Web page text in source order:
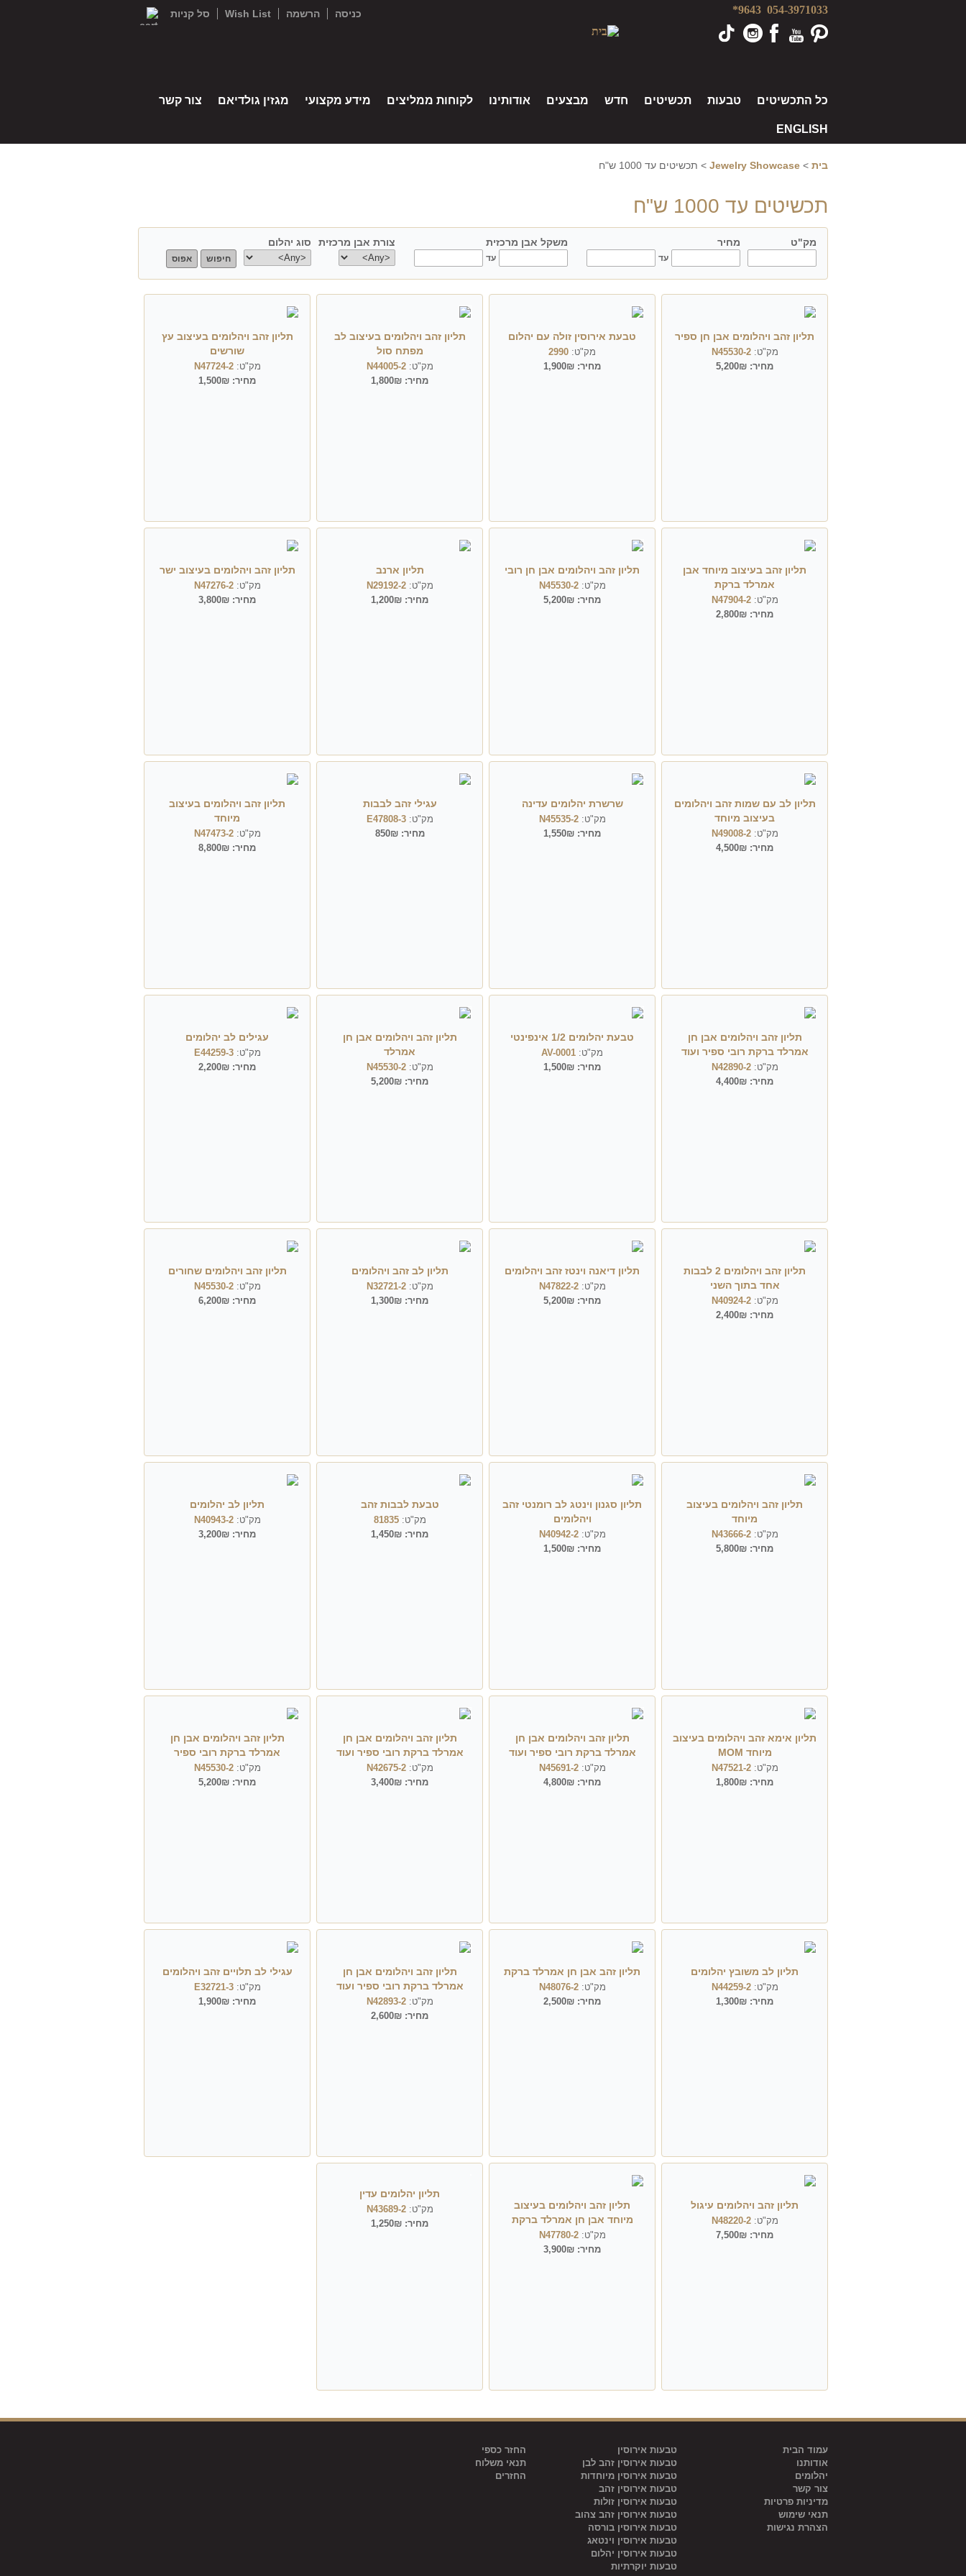
054-3971033
9643* כניסה הרשמה Wish List סל קניות
כל התכשיטים טבעות תכשיטים חדש מבצעים אודותינו לקוחות ממליצים מידע מקצועי מגזין גולדיאם צור קשר
ENGLISH
בית >
Jewelry Showcase
> תכשיטים עד 1000 ש"ח
תכשיטים עד 1000 ש"ח
מק"ט
מחיר
עד
משקל אבן מרכזית
עד
צורת אבן מרכזית
center shape
סוג יהלום
center type
תליון זהב ויהלומים אבן חן ספיר
מק"ט:N45530-2
מחיר: 5,200₪
טבעת אירוסין זולה עם יהלום
מק"ט: 2990
מחיר: 1,900₪
תליון זהב ויהלומים בעיצוב לב
מפתח סול
מק"ט:N44005-2
מחיר: 1,800₪
תליון זהב ויהלומים בעיצוב עץ
שורשים
מק"ט:N47724-2
מחיר: 1,500₪
תליון זהב בעיצוב מיוחד אבן
אמרלד ברקת
מק"ט:N47904-2
מחיר: 2,800₪
תליון זהב ויהלומים אבן חן רובי
מק"ט:N45530-2
מחיר: 5,200₪
תליון ארנב
מק"ט:N29192-2
מחיר: 1,200₪
תליון זהב ויהלומים בעיצוב ישר
מק"ט:N47276-2
מחיר: 3,800₪
תליון לב עם שמות זהב ויהלומים
בעיצוב מיוחד
מק"ט:N49008-2
מחיר: 4,500₪
שרשרת יהלומים עדינה
מק"ט:N45535-2
מחיר: 1,550₪
עגילי זהב לבבות
מק"ט:E47808-3
מחיר:850₪
תליון זהב ויהלומים בעיצוב
מיוחד
מק"ט:N47473-2
מחיר: 8,800₪
תליון זהב ויהלומים אבן חן
אמרלד ברקת רובי ספיר ועוד
מק"ט:N42890-2
מחיר: 4,400₪
טבעת יהלומים 1/2 אינפינטי
מק"ט: AV-0001
מחיר: 1,500₪
תליון זהב ויהלומים אבן חן
אמרלד
מק"ט:N45530-2
מחיר: 5,200₪
עגילים לב יהלומים
מק"ט:E44259-3
מחיר: 2,200₪
תליון זהב ויהלומים 2 לבבות
אחד בתוך השני
מק"ט:N40924-2
מחיר: 2,400₪
תליון דיאנה וינטז זהב ויהלומים
מק"ט:N47822-2
מחיר: 5,200₪
תליון לב זהב ויהלומים
מק"ט:N32721-2
מחיר: 1,300₪
תליון זהב ויהלומים שחורים
מק"ט:N45530-2
מחיר: 6,200₪
תליון זהב ויהלומים בעיצוב
מיוחד
מק"ט:N43666-2
מחיר: 5,800₪
תליון סגנון וינטג לב רומנטי זהב
ויהלומים
מק"ט:N40942-2
מחיר: 1,500₪
טבעת לבבות זהב
מק"ט:81835
מחיר: 1,450₪
תליון לב יהלומים
מק"ט:N40943-2
מחיר: 3,200₪
תליון אימא זהב ויהלומים בעיצוב
מיוחד MOM
מק"ט:N47521-2
מחיר: 1,800₪
תליון זהב ויהלומים אבן חן
אמרלד ברקת רובי ספיר ועוד
מק"ט:N45691-2
מחיר: 4,800₪
תליון זהב ויהלומים אבן חן
אמרלד ברקת רובי ספיר ועוד
מק"ט:N42675-2
מחיר: 3,400₪
תליון זהב ויהלומים אבן חן
אמרלד ברקת רובי ספיר
מק"ט:N45530-2
מחיר: 5,200₪
תליון לב משובץ יהלומים
מק"ט:N44259-2
מחיר: 1,300₪
תליון זהב אבן חן אמרלד ברקת
מק"ט:N48076-2
מחיר: 2,500₪
תליון זהב ויהלומים אבן חן
אמרלד ברקת רובי ספיר ועוד
מק"ט:N42893-2
מחיר: 2,600₪
עגילי לב תלויים זהב ויהלומים
מק"ט:E32721-3
מחיר: 1,900₪
תליון זהב ויהלומים עיגול
מק"ט:N48220-2
מחיר: 7,500₪
תליון זהב ויהלומים בעיצוב
מיוחד אבן חן אמרלד ברקת
מק"ט:N47780-2
מחיר: 3,900₪
תליון יהלומים עדין
מק"ט:N43689-2
מחיר: 1,250₪
עמוד הבית
אודותנו
יהלומים
צור קשר
מדיניות פרטיות
תנאי שימוש
הצהרת נגישות
טבעות אירוסין
טבעות אירוסין זהב לבן
טבעות אירוסין מיוחדות
טבעות אירוסין זהב
טבעות אירוסין זולות
טבעות אירוסין זהב צהוב
טבעות אירוסין בורסה
טבעות אירוסין וינטאג
טבעות אירוסין יהלום
טבעות יוקרתיות
החזר כספי
תנאי משלוח
החזרים